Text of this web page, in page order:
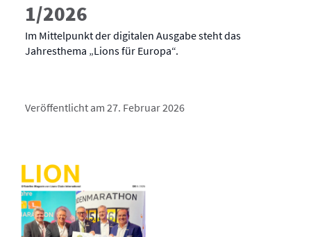
1/2026
Im Mittelpunkt der digitalen Ausgabe steht das
Jahresthema „Lions für Europa“.
Veröffentlicht am 27. Februar 2026